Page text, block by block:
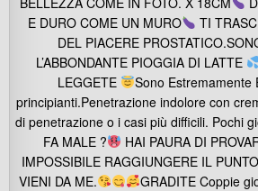
E DURO COME UN MURO
TI
DEL PIACERE
L’ABBONDANTE PIOGGIA DI LATTE
LEGGETE
Sono Estremamente
principianti.Penetrazione indolore con
di penetrazione o i casi più difficili. Pochi
FA MALE ?
HAI PAURA DI
IMPOSSIBILE RAGGIUNGERE IL
VIENI DA ME.
GRADITE Coppie